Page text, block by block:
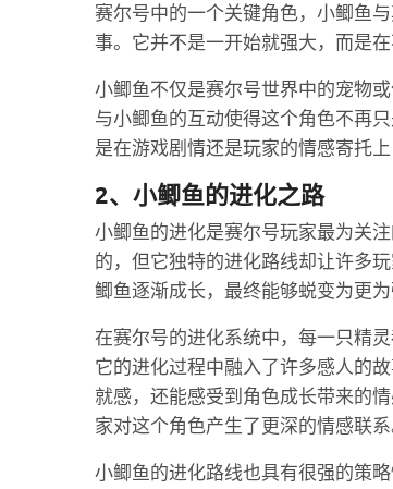
赛尔号中的一个关键角色，小鲫鱼
事。它并不是一开始就强大，而是
小鲫鱼不仅是赛尔号世界中的宠物
与小鲫鱼的互动使得这个角色不再
是在游戏剧情还是玩家的情感寄托
2、小鲫鱼的进化之路
小鲫鱼的进化是赛尔号玩家最为关
的，但它独特的进化路线却让许多
鲫鱼逐渐成长，最终能够蜕变为更为
在赛尔号的进化系统中，每一只精
它的进化过程中融入了许多感人的
就感，还能感受到角色成长带来的
家对这个角色产生了更深的情感联系
小鲫鱼的进化路线也具有很强的策